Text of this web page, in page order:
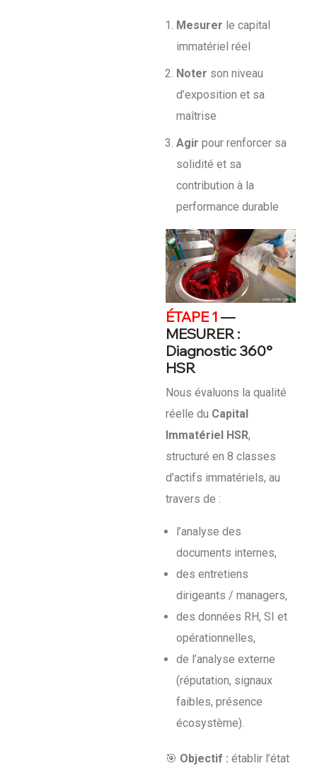
Mesurer le capital
immatériel réel
Noter son niveau
d’exposition et sa
maîtrise
Agir pour renforcer sa
solidité et sa
contribution à la
performance durable
ÉTAPE 1 —
MESURER :
Diagnostic 360°
HSR
Nous évaluons la qualité
réelle du Capital
Immatériel HSR,
structuré en 8 classes
d’actifs immatériels, au
travers de :
l’analyse des
documents internes,
des entretiens
dirigeants / managers,
des données RH, SI et
opérationnelles,
de l’analyse externe
(réputation, signaux
faibles, présence
écosystème).
🎯 Objectif : établir l’état